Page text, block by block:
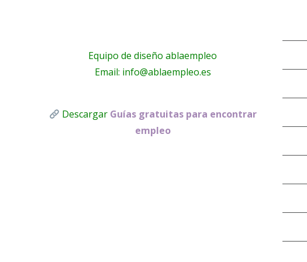
Equipo de diseño ablaempleo
Email: info@ablaempleo.es
Descargar Guías gratuitas para encontrar
empleo